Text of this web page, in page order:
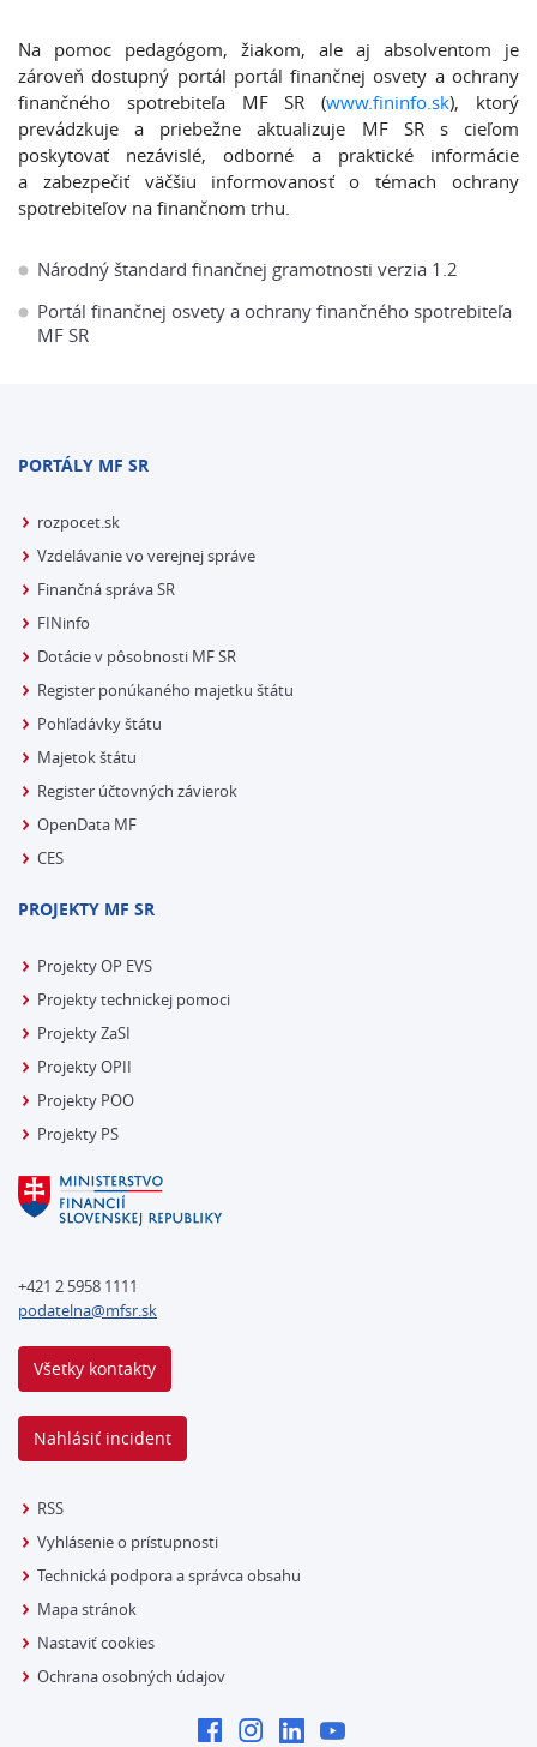
Na pomoc pedagógom, žiakom, ale aj absolventom je
zároveň dostupný portál portál finančnej osvety a ochrany
finančného spotrebiteľa MF SR (www.fininfo.sk), ktorý
prevádzkuje a priebežne aktualizuje MF SR s cieľom
poskytovať nezávislé, odborné a praktické informácie
a zabezpečiť väčšiu informovanosť o témach ochrany
spotrebiteľov na finančnom trhu.
Národný štandard finančnej gramotnosti verzia 1.2
Portál finančnej osvety a ochrany finančného spotrebiteľa
MF SR
PORTÁLY MF SR
rozpocet.sk
Vzdelávanie vo verejnej správe
Finančná správa SR
FINinfo
Dotácie v pôsobnosti MF SR
Register ponúkaného majetku štátu
Pohľadávky štátu
Majetok štátu
Register účtovných závierok
OpenData MF
CES
PROJEKTY MF SR
Projekty OP EVS
Projekty technickej pomoci
Projekty ZaSI
Projekty OPII
Projekty POO
Projekty PS
+421 2 5958 1111
podatelna@mfsr.sk
Všetky kontakty
Nahlásiť incident
RSS
Vyhlásenie o prístupnosti
Technická podpora a správca obsahu
Mapa stránok
Nastaviť cookies
Ochrana osobných údajov